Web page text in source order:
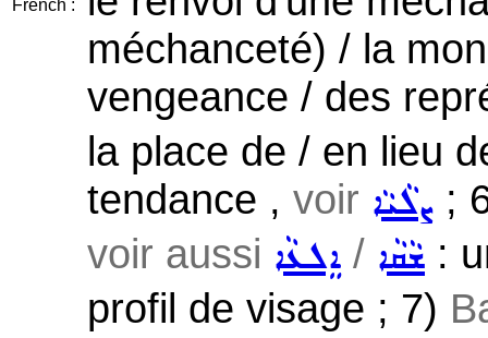
French :
méchanceté) / la
vengeance / des
la place de / en lieu
tendance , voir ܨܠܵܝܵܐ ;
voir aussi ܐܸܠܥܵܐ / ܫܵܩܵܐ :
profil de visage ; 7)